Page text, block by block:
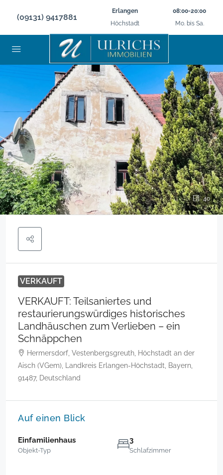
(09131) 9417881
Erlangen
Höchstadt
08:00-20:00
Mo. bis Sa.
40
VERKAUFT
VERKAUFT: Teilsaniertes und
restaurierungswürdiges historisches
Landhäuschen zum Verlieben – ein
Schnäppchen
Hermersdorf, Vestenbergsgreuth, Höchstadt an der
Aisch (VGem), Landkreis Erlangen-Höchstadt, Bayern,
91487, Deutschland
Auf einen Blick
Einfamilienhaus
Objekt-Typ
3
Schlafzimmer